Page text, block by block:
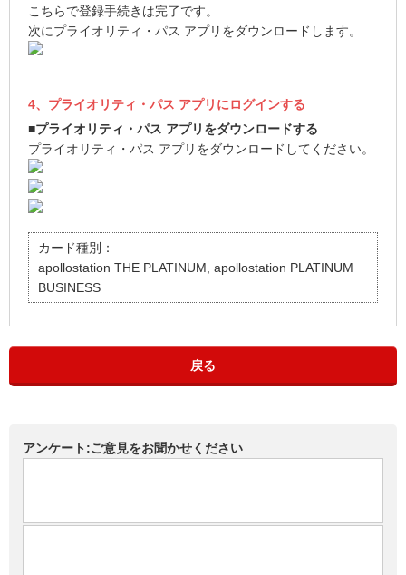
こちらで登録手続きは完了です。
次にプライオリティ・パス アプリをダウンロードします。
4、プライオリティ・パス アプリにログインする
■プライオリティ・パス アプリをダウンロードする
プライオリティ・パス アプリをダウンロードしてください。
カード種別：
apollostation THE PLATINUM, apollostation PLATINUM
BUSINESS
戻る
アンケート:ご意見をお聞かせください